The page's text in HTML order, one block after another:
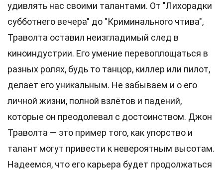
удивлять нас своими талантами. От "Лихорадки
субботнего вечера" до "Криминального чтива",
Траволта оставил неизгладимый след в
киноиндустрии. Его умение перевоплощаться в
разных ролях, будь то танцор, киллер или пилот,
делает его уникальным. Не забываем и о его
личной жизни, полной взлётов и падений,
которые он преодолевал с достоинством. Джон
Траволта — это пример того, как упорство и
талант могут привести к невероятным высотам.
Надеемся, что его карьера будет продолжаться